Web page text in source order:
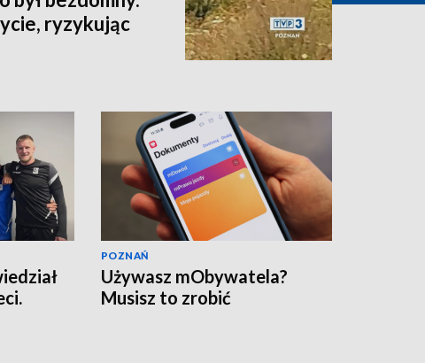
ryzykując
POZNAŃ
Używasz mObywatela?
Musisz to zrobić